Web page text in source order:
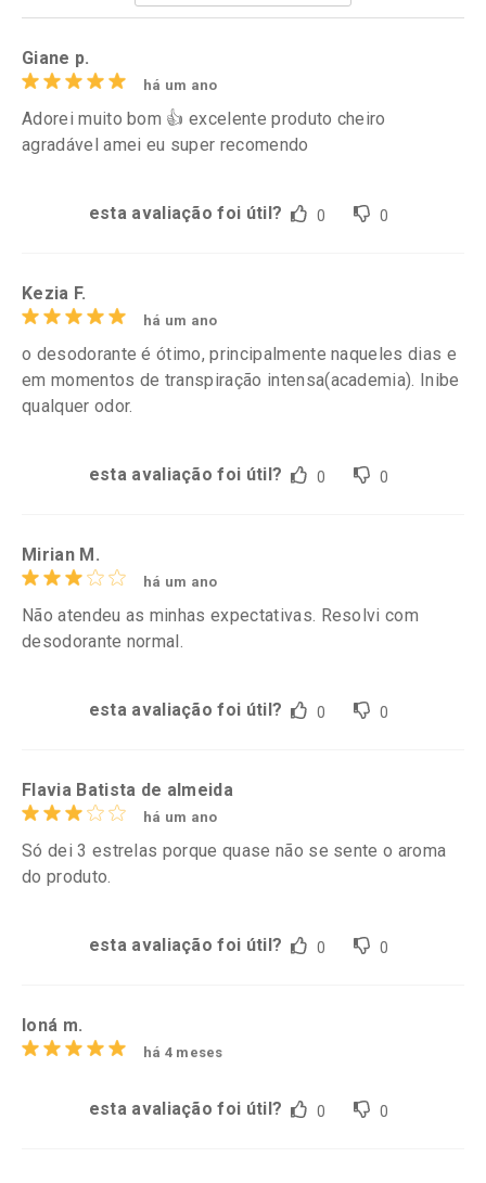
Por R$ 52,64/cada Por R$ 39,99/cada
Giane p.
há um ano
Adorei muito bom 👍 excelente produto cheiro
agradável amei eu super recomendo
esta avaliação foi útil? 0 0
Kezia F.
há um ano
o desodorante é ótimo, principalmente naqueles dias e
em momentos de transpiração intensa(academia). Inibe
qualquer odor.
esta avaliação foi útil? 0 0
Mirian M.
há um ano
Não atendeu as minhas expectativas. Resolvi com
desodorante normal.
esta avaliação foi útil? 0 0
Flavia Batista de almeida
há um ano
Só dei 3 estrelas porque quase não se sente o aroma
do produto.
esta avaliação foi útil? 0 0
Ioná m.
há 4 meses
esta avaliação foi útil? 0 0